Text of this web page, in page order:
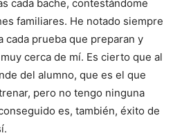
cada bache, contestándome
familiares. He notado siempre
cada prueba que preparan y
cerca de mí. Es cierto que al
del alumno, que es el que
pero no tengo ninguna
es, también, éxito de